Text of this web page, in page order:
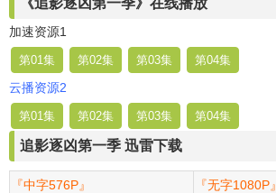
《追影逐凶第一季》在线播放
加速资源1
第01集 第02集 第03集 第04集
云播资源2
第01集 第02集 第03集 第04集
追影逐凶第一季 迅雷下载
『中字576P』
『无字1080P』